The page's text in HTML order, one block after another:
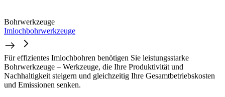
Bohrwerkzeuge
Imlochbohrwerkzeuge
Für effizientes Imlochbohren benötigen Sie leistungsstarke
Bohrwerkzeuge – Werkzeuge, die Ihre Produktivität und
Nachhaltigkeit steigern und gleichzeitig Ihre Gesamtbetriebskosten
und Emissionen senken.